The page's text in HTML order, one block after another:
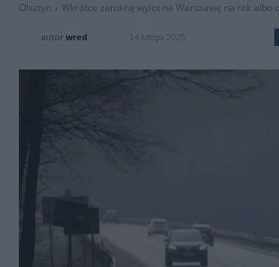
Olsztyn Wkrótce zamkną wylot na Warszawę na rok albo
autor wred 14 lutego 2025